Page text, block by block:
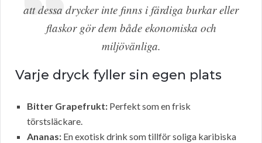
att dessa drycker inte finns i färdiga burkar eller
flaskor gör dem både ekonomiska och
miljövänliga.
Varje dryck fyller sin egen plats
Bitter Grapefrukt: Perfekt som en frisk
törstsläckare.
Ananas: En exotisk drink som tillför soliga karibiska